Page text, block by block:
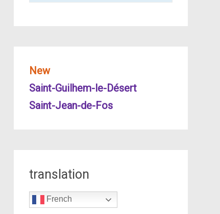
New
Saint-Guilhem-le-Désert
Saint-Jean-de-Fos
translation
French